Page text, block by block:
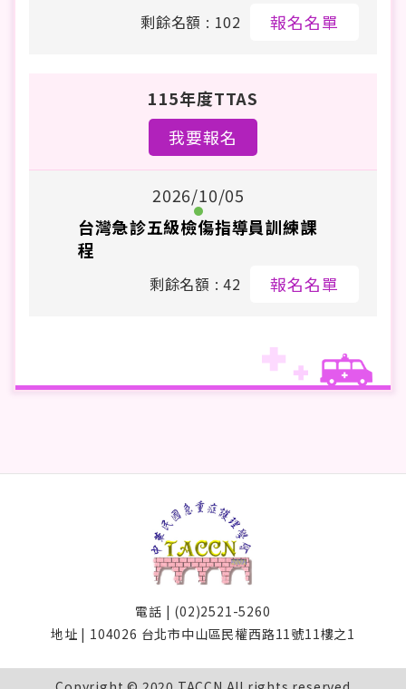
剩餘名額 : 102 報名名單
115年度TTAS
我要報名
2026/10/05
台灣急診五級檢傷指導員訓練課
程
剩餘名額 : 42 報名名單
電話 | (02)2521-5260
地址 | 104026 台北市中山區民權西路11號11樓之1